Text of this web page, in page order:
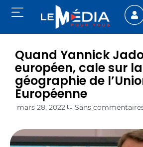
Quand Yannick
européen, cale sur la
géographie de
Européenne
mars 28, 2022 Sans